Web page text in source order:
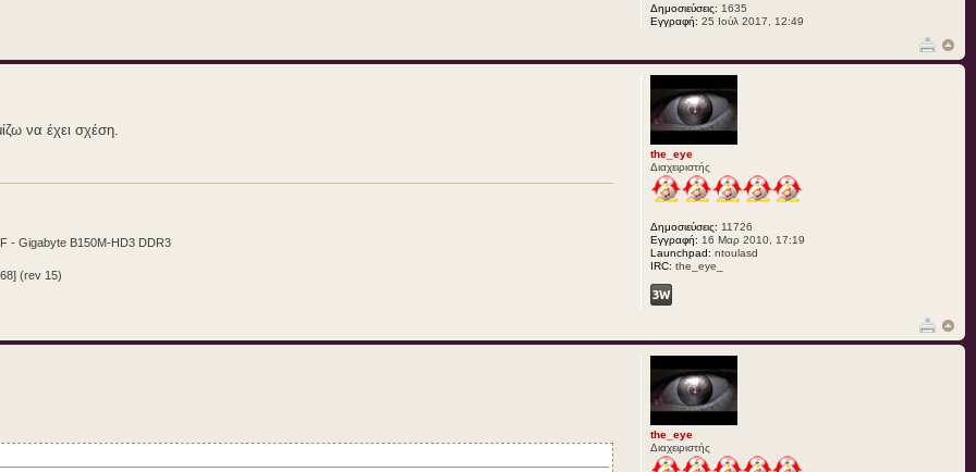
Δημοσιεύσεις: 1635
Εγγραφή: 25 Ιούλ 2017, 12:49
να έχει σχέση.
- Gigabyte B150M-HD3 DDR3
(rev 15)
the_eye
Διαχειριστής
Δημοσιεύσεις: 11726
Εγγραφή: 16 Μαρ 2010, 17:19
Launchpad: ntoulasd
IRC: the_eye_
the_eye
Διαχειριστής